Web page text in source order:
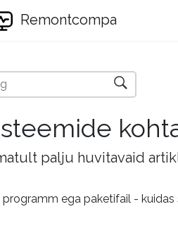
Remontcompa
palju huvitavaid
ega paketifail -